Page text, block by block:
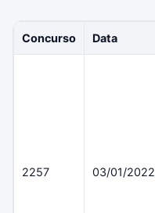
Concurso Data
2257 03/01/2022